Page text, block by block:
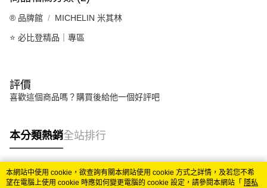
®️ 品牌館 MICHELIN 米其林
⭐ 必比登精品｜專區
評價
喜歡這個商品嗎？購買後給他一個好評吧
本分類熱銷全站排行
熱門標籤
本網站中使用 cookie，欲查詢有關本網站使用 cookie 方式之詳情，及若您不希
望在電腦上使用 cookie 時應如何變更電腦的 cookie 設定，請參閱本網站「 隱私